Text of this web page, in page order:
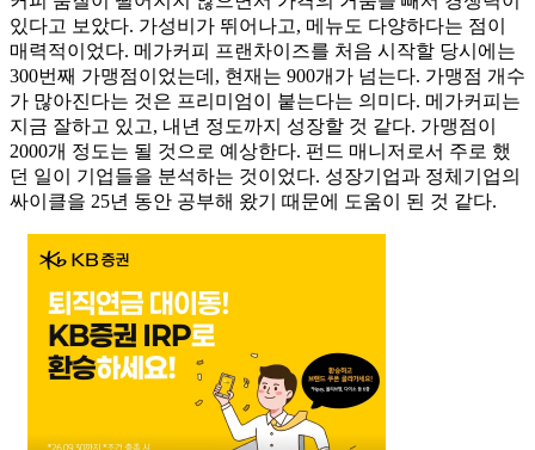
있다고 보았다. 가성비가 뛰어나고, 메뉴도 다양하다는 점이
매력적이었다. 메가커피 프랜차이즈를 처음 시작할 당시에는
300번째 가맹점이었는데, 현재는 900개가 넘는다. 가맹점 개수
가 많아진다는 것은 프리미엄이 붙는다는 의미다. 메가커피는
지금 잘하고 있고, 내년 정도까지 성장할 것 같다. 가맹점이
2000개 정도는 될 것으로 예상한다. 펀드 매니저로서 주로 했
던 일이 기업들을 분석하는 것이었다. 성장기업과 정체기업의
싸이클을 25년 동안 공부해 왔기 때문에 도움이 된 것 같다.